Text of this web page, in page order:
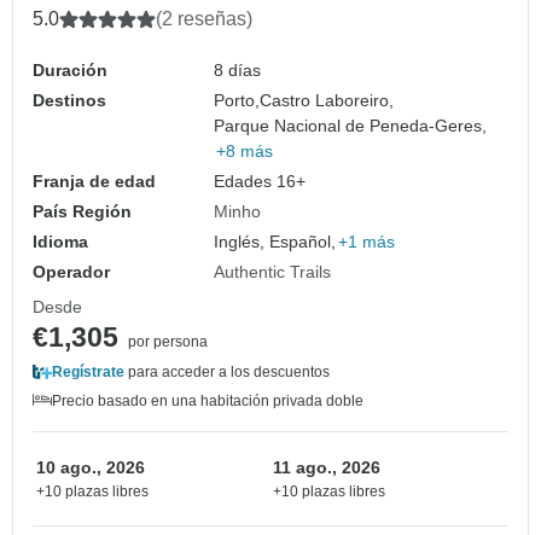
5.0 (2 reseñas)
Duración
8 días
Destinos
Porto,Castro Laboreiro,
Parque Nacional de Peneda-Geres,
+8 más
Franja de edad
Edades 16+
País Región
Minho
Idioma
Inglés, Español, +1 más
Operador
Authentic Trails
Desde
€1,305 por persona
Regístrate para acceder a los descuentos
Precio basado en una habitación privada doble
10 ago., 2026
+10 plazas libres
11 ago., 2026
+10 plazas libres